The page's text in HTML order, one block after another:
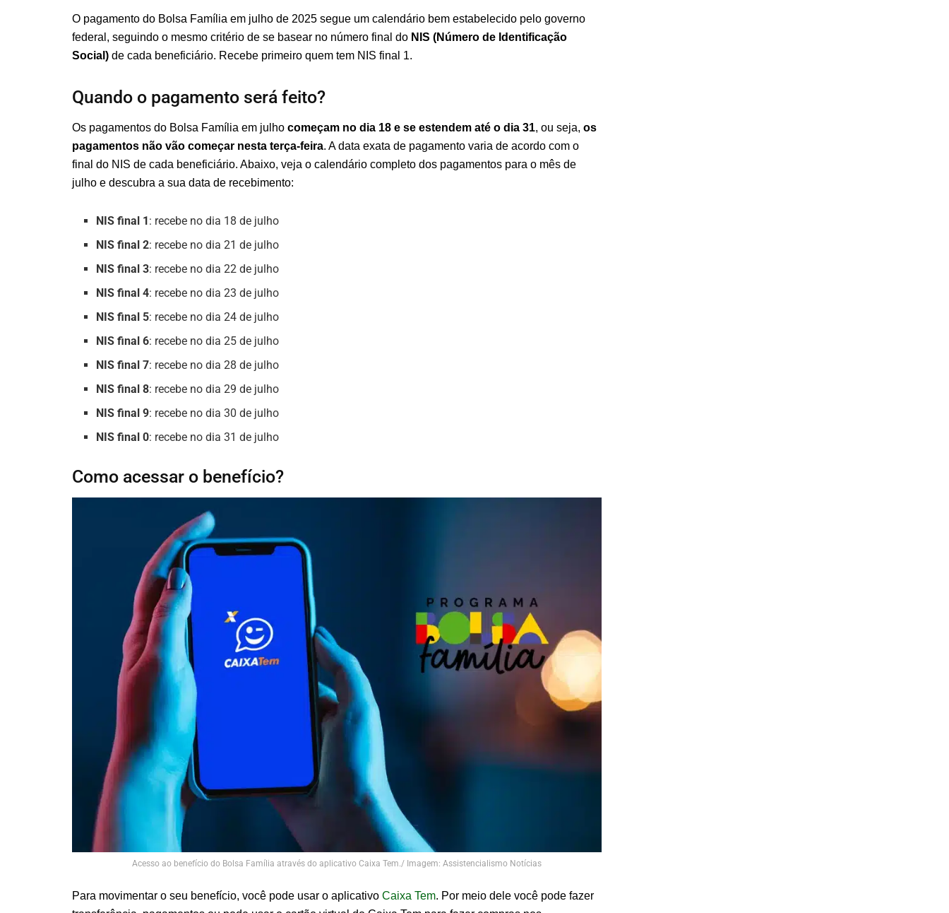
O pagamento do Bolsa Família em julho de 2025 segue um calendário bem estabelecido pelo governo
federal, seguindo o mesmo critério de se basear no número final do NIS (Número de Identificação
Social) de cada beneficiário. Recebe primeiro quem tem NIS final 1.
Quando o pagamento será feito?
Os pagamentos do Bolsa Família em julho começam no dia 18 e se estendem até o dia 31, ou seja, os
pagamentos não vão começar nesta terça-feira. A data exata de pagamento varia de acordo com o
final do NIS de cada beneficiário. Abaixo, veja o calendário completo dos pagamentos para o mês de
julho e descubra a sua data de recebimento:
NIS final 1: recebe no dia 18 de julho
NIS final 2: recebe no dia 21 de julho
NIS final 3: recebe no dia 22 de julho
NIS final 4: recebe no dia 23 de julho
NIS final 5: recebe no dia 24 de julho
NIS final 6: recebe no dia 25 de julho
NIS final 7: recebe no dia 28 de julho
NIS final 8: recebe no dia 29 de julho
NIS final 9: recebe no dia 30 de julho
NIS final 0: recebe no dia 31 de julho
Como acessar o benefício?
Acesso ao benefício do Bolsa Família através do aplicativo Caixa Tem./ Imagem: Assistencialismo Notícias
Para movimentar o seu benefício, você pode usar o aplicativo Caixa Tem. Por meio dele você pode fazer